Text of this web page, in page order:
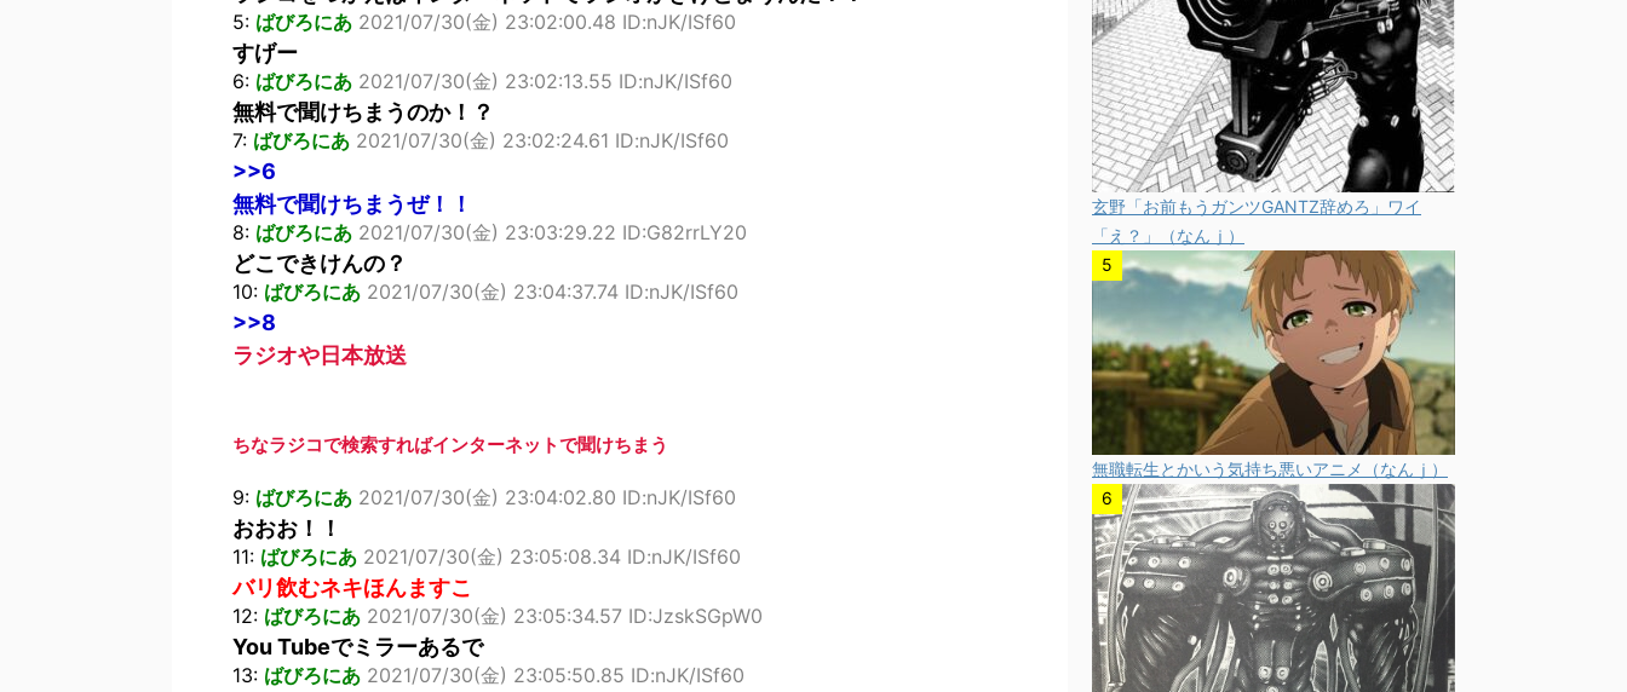
5: ばびろにあ 2021/07/30(金) 23:02:00.48 ID:nJK/ISf60
すげー
6: ばびろにあ 2021/07/30(金) 23:02:13.55 ID:nJK/ISf60
無料で聞けちまうのか！？
7: ばびろにあ 2021/07/30(金) 23:02:24.61 ID:nJK/ISf60
>>6
無料で聞けちまうぜ！！
8: ばびろにあ 2021/07/30(金) 23:03:29.22 ID:G82rrLY20
どこできけんの？
10: ばびろにあ 2021/07/30(金) 23:04:37.74 ID:nJK/ISf60
>>8
ラジオや日本放送
ちなラジコで検索すればインターネットで聞けちまう
9: ばびろにあ 2021/07/30(金) 23:04:02.80 ID:nJK/ISf60
おおお！！
11: ばびろにあ 2021/07/30(金) 23:05:08.34 ID:nJK/ISf60
バリ飲むネキほんますこ
12: ばびろにあ 2021/07/30(金) 23:05:34.57 ID:JzskSGpW0
You Tubeでミラーあるで
13: ばびろにあ 2021/07/30(金) 23:05:50.85 ID:nJK/ISf60
玄野「お前もうガンツGANTZ辞めろ」ワイ
「え？」（なんｊ）
無職転生とかいう気持ち悪いアニメ（なんｊ）